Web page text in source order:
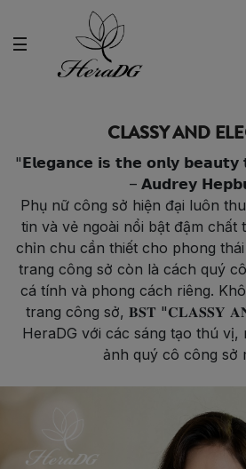
CLASSY AND
"𝗘𝗹𝗲𝗴𝗮𝗻𝗰𝗲 𝗶𝘀 𝘁𝗵𝗲 𝗼𝗻𝗹𝘆
– 𝗔𝘂𝗱𝗿𝗲𝘆
Phụ nữ công sở hiện đại luôn
tin và vẻ ngoài nổi bật đậm chất
chỉn chu cần thiết cho phong
trang công sở còn là cách quý
cá tính và phong cách riêng.
trang công sở, 𝐁𝐒𝐓 "𝐂𝐋𝐀𝐒𝐒𝐘
HeraDG với các sáng tạo thú vị,
ảnh quý cô công sở